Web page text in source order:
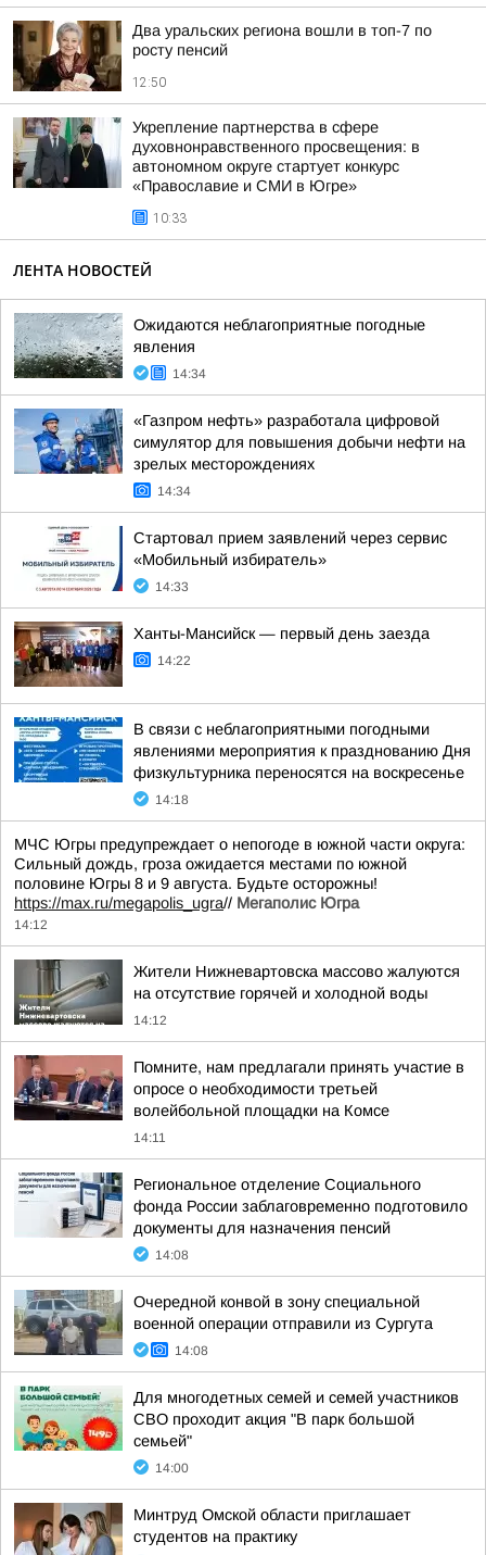
Два уральских региона вошли в топ-7 по
росту пенсий
12:50
Укрепление партнерства в сфере
духовнонравственного просвещения: в
автономном округе стартует конкурс
«Православие и СМИ в Югре»
10:33
ЛЕНТА НОВОСТЕЙ
Ожидаются неблагоприятные погодные
явления
14:34
«Газпром нефть» разработала цифровой
симулятор для повышения добычи нефти на
зрелых месторождениях
14:34
Стартовал прием заявлений через сервис
«Мобильный избиратель»
14:33
Ханты-Мансийск — первый день заезда
14:22
В связи с неблагоприятными погодными
явлениями мероприятия к празднованию Дня
физкультурника переносятся на воскресенье
14:18
МЧС Югры предупреждает о непогоде в южной части округа:
Сильный дождь, гроза ожидается местами по южной
половине Югры 8 и 9 августа. Будьте осторожны!
https://max.ru/megapolis_ugra// Мегаполис Югра
14:12
Жители Нижневартовска массово жалуются
на отсутствие горячей и холодной воды
14:12
Помните, нам предлагали принять участие в
опросе о необходимости третьей
волейбольной площадки на Комсе
14:11
Региональное отделение Социального
фонда России заблаговременно подготовило
документы для назначения пенсий
14:08
Очередной конвой в зону специальной
военной операции отправили из Сургута
14:08
Для многодетных семей и семей участников
СВО проходит акция "В парк большой
семьей"
14:00
Минтруд Омской области приглашает
студентов на практику